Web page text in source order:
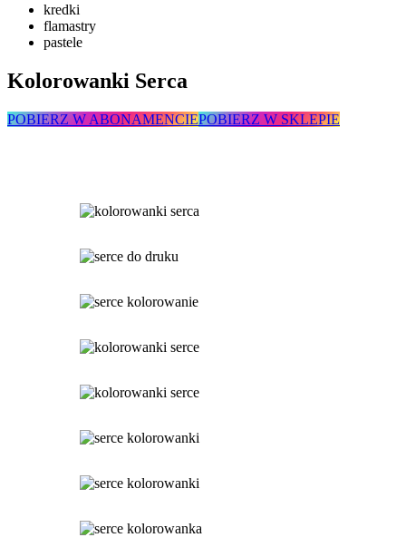
kredki
flamastry
pastele
Kolorowanki Serca
POBIERZ W ABONAMENCIEPOBIERZ W SKLEPIE